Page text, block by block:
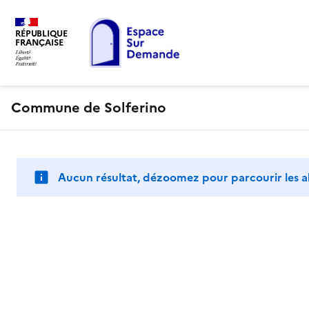
RÉPUBLIQUE
FRANÇAISE
Commune de Solferino
Aucun résultat, dézoomez pour parcourir les